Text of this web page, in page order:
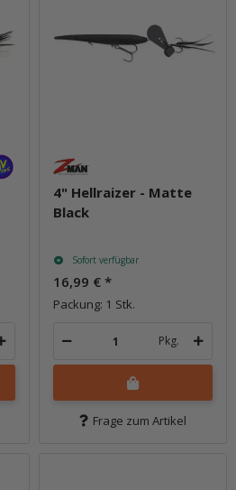
4" Hellraizer - Matte
Black
Sofort verfügbar
16,99 € *
Packung: 1 Stk.
Pkg.
Frage zum Artikel